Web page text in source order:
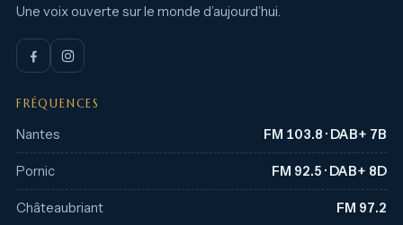
Une voix ouverte sur le monde d’aujourd’hui.
FRÉQUENCES
Nantes FM 103.8 · DAB+ 7B
Pornic FM 92.5 · DAB+ 8D
Châteaubriant FM 97.2